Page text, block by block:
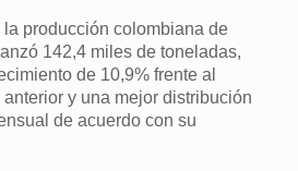
la producción colombiana de
142,4 miles de toneladas,
de 10,9% frente al
y una mejor distribución
de acuerdo con su